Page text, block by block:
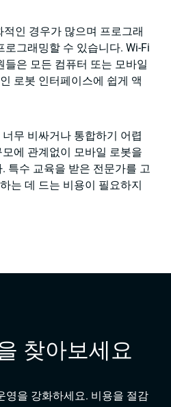
인 경우가 많으며 프로그래
로그래밍할 수 있습니다. Wi-Fi
들은 모든 컴퓨터 또는 모바일
로봇 인터페이스에 쉽게 액
무 비싸거나 통합하기 어렵
에 관계없이 모바일 로봇을
특수 교육을 받은 전문가를 고
는 데 드는 비용이 필요하지
찾아보세요
영을 강화하세요. 비용을 절감